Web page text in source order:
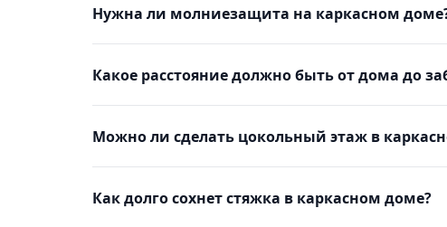
Нужна ли молниезащита на каркасном
Какое расстояние должно быть от дома до
Можно ли сделать цокольный этаж в
Как долго сохнет стяжка в каркасном доме?